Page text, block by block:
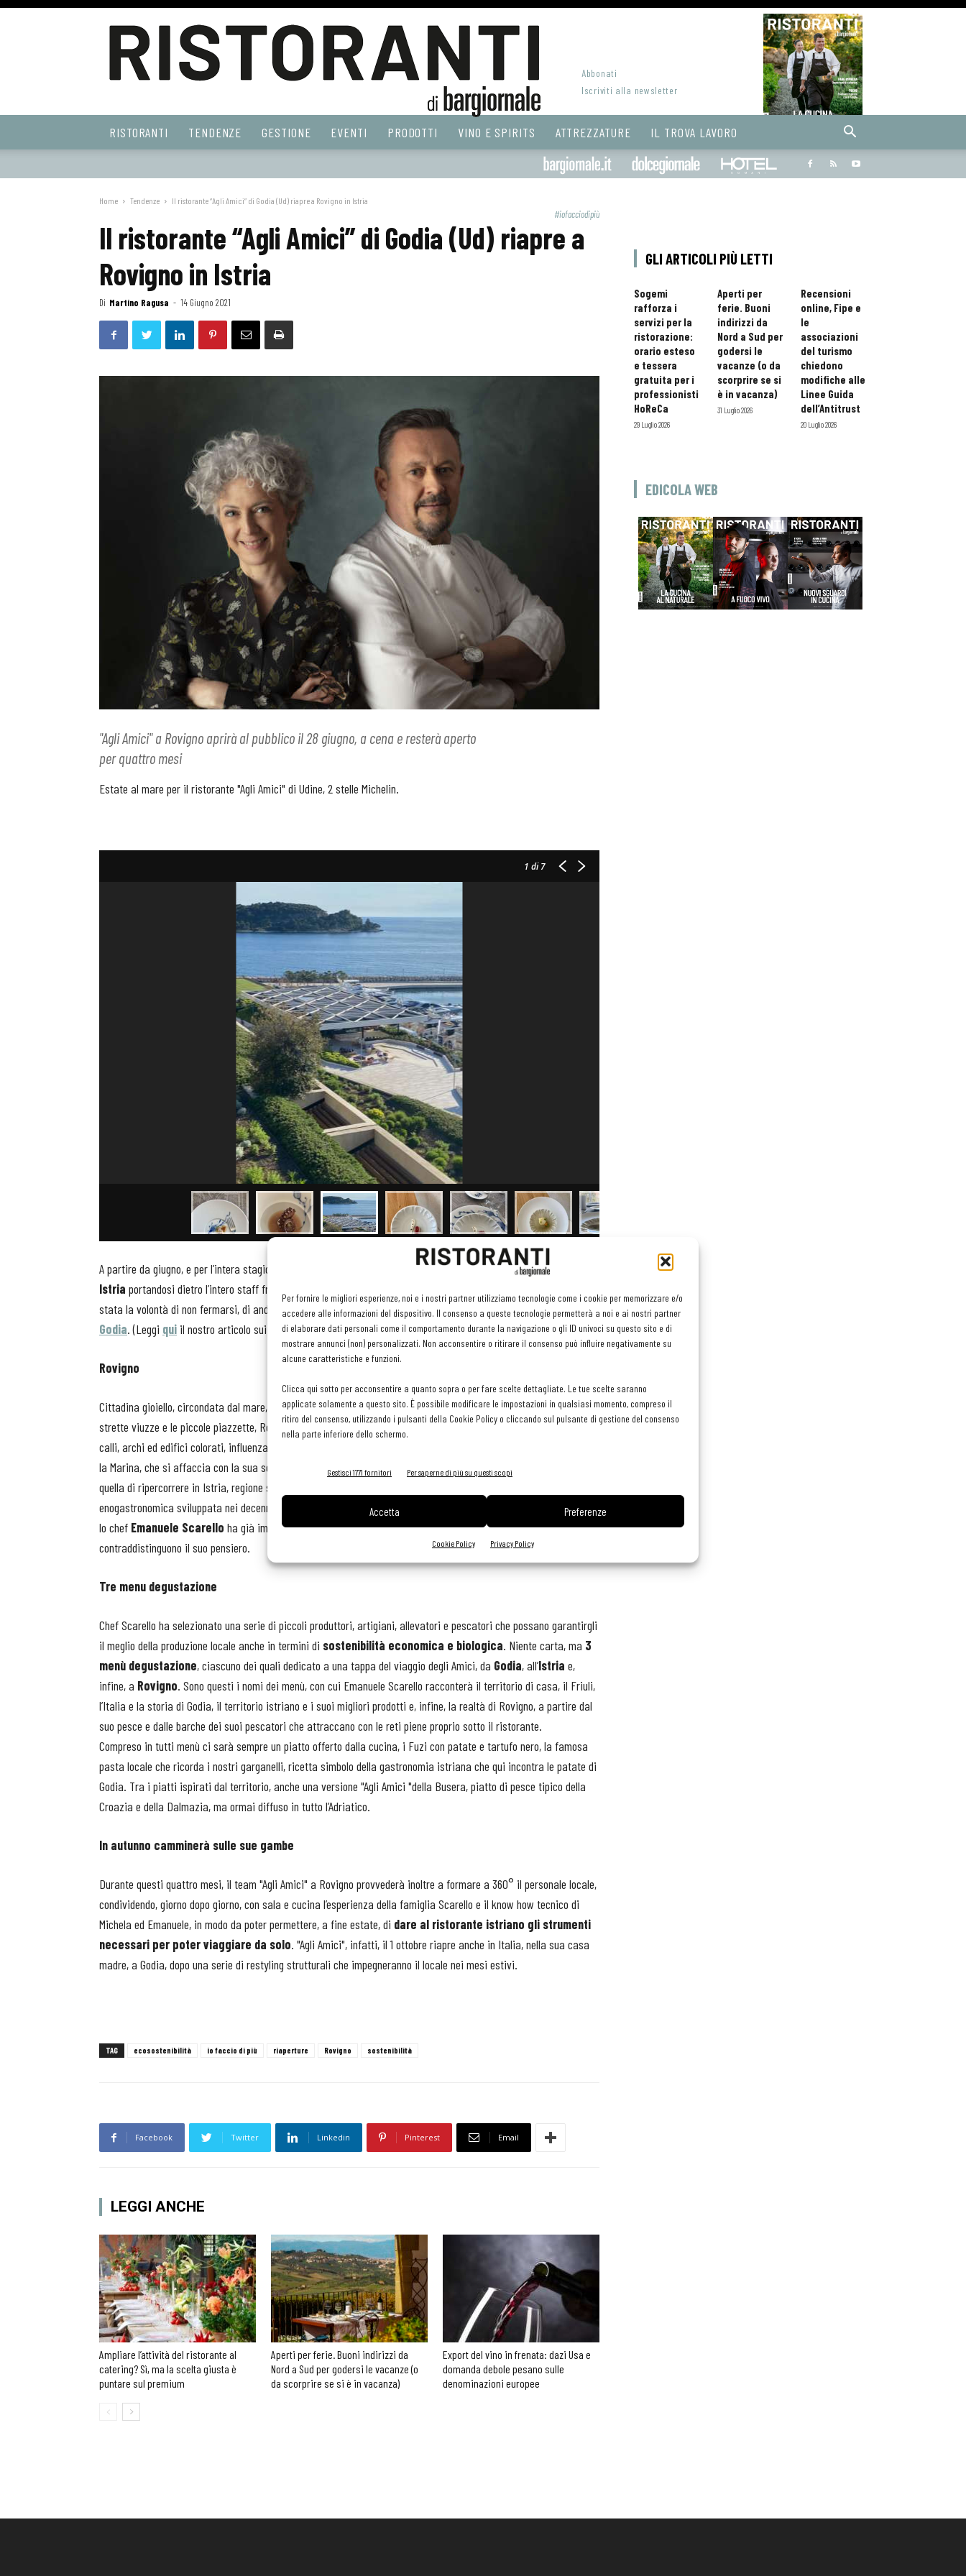
Per fornire le migliori esperienze, noi e i nostri partner utilizziamo tecnologie come i cookie per memorizzare e/o
accedere alle informazioni del dispositivo. Il consenso a queste tecnologie permetterà a noi e ai nostri partner
di elaborare dati personali come il comportamento durante la navigazione o gli ID univoci su questo sito e di
mostrare annunci (non) personalizzati. Non acconsentire o ritirare il consenso può influire negativamente su
alcune caratteristiche e funzioni.
Clicca qui sotto per acconsentire a quanto sopra o per fare scelte dettagliate. Le tue scelte saranno
applicate solamente a questo sito. È possibile modificare le impostazioni in qualsiasi momento, compreso il
ritiro del consenso, utilizzando i pulsanti della Cookie Policy o cliccando sul pulsante di gestione del consenso
nella parte inferiore dello schermo.
Gestisci 1771 fornitori Per saperne di più su questi scopi
Accetta Preferenze
Cookie Policy Privacy Policy
Web
Abbonati
Iscriviti alla newsletter
RISTORANTI TENDENZE GESTIONE EVENTI PRODOTTI VINO E SPIRITS ATTREZZATURE IL TROVA LAVORO
Bargiornale dolcegiornale
Home Tendenze Il ristorante “Agli Amici” di Godia (Ud) riapre a Rovigno in Istria
#iofacciodipiù
Il ristorante “Agli Amici” di Godia (Ud) riapre a
Rovigno in Istria
Di Martino Ragusa - 14 Giugno 2021
"Agli Amici" a Rovigno aprirà al pubblico il 28 giugno, a cena e resterà aperto
per quattro mesi
Estate al mare per il ristorante "Agli Amici" di Udine, 2 stelle Michelin.
1 di 7
A partire da giugno, e per l’intera stagione estiva, la trasloca daGodia (Ud) a Rovigno in
Istria portandosi dietro l’intero staff friulano di sala e cucina. A guidare la scelta di Emanuele e Michela Scarello, è
stata la volontà di non fermarsi, di andare avanti e riaprire, portando in Istria l’interobagaglio esperienziale di
Godia. (Leggi qui il nostro articolo sui vini biologici friulani).
Rovigno
Cittadina gioiello, circondata dal mare, la capitale istriana era fino al 1763 una vera e propria isola. Con le sue
strette viuzze e le piccole piazzette, Rovigno è rimasta incontaminata per secoli, ferma nella sua bellezza fatta di
calli, archi ed edifici colorati, influenzati dallo stile veneziano. "Agli Amici" sorgerà tra il Grand Park Hotel Rovinj e
la Marina, che si affaccia con la sua scenografica terrazza direttamente sul mare. La volontà degli Scarello è
quella di ripercorrere in Istria, regione storicamente e culturalmente legata a filo doppio con l’Italia, l'offerta
enogastronomica sviluppata nei decenni a Godia. Non a caso il ristorante avrà lo stesso nome "Agli Amici", mentre
lo chef Emanuele Scarello ha già improntato la cucina a Rovigno seguendo le stesse linee guida che da sempre
contraddistinguono il suo pensiero.
Tre menu degustazione
Chef Scarello ha selezionato una serie di piccoli produttori, artigiani, allevatori e pescatori che possano garantirgli
il meglio della produzione locale anche in termini di sostenibilità economica e biologica. Niente carta, ma 3
menù degustazione, ciascuno dei quali dedicato a una tappa del viaggio degli Amici, da Godia, all’Istria e,
infine, a Rovigno. Sono questi i nomi dei menù, con cui Emanuele Scarello racconterà il territorio di casa, il Friuli,
l’Italia e la storia di Godia, il territorio istriano e i suoi migliori prodotti e, infine, la realtà di Rovigno, a partire dal
suo pesce e dalle barche dei suoi pescatori che attraccano con le reti piene proprio sotto il ristorante.
Compreso in tutti menù ci sarà sempre un piatto offerto dalla cucina, i Fuzi con patate e tartufo nero, la famosa
pasta locale che ricorda i nostri garganelli, ricetta simbolo della gastronomia istriana che qui incontra le patate di
Godia. Tra i piatti ispirati dal territorio, anche una versione "Agli Amici "della Busera, piatto di pesce tipico della
Croazia e della Dalmazia, ma ormai diffuso in tutto l’Adriatico.
In autunno camminerà sulle sue gambe
Durante questi quattro mesi, il team "Agli Amici" a Rovigno provvederà inoltre a formare a 360° il personale locale,
condividendo, giorno dopo giorno, con sala e cucina l’esperienza della famiglia Scarello e il know how tecnico di
Michela ed Emanuele, in modo da poter permettere, a fine estate, di dare al ristorante istriano gli strumenti
necessari per poter viaggiare da solo. "Agli Amici", infatti, il 1 ottobre riapre anche in Italia, nella sua casa
madre, a Godia, dopo una serie di restyling strutturali che impegneranno il locale nei mesi estivi.
TAG ecosostenibilità io faccio di più riaperture Rovigno sostenibilità
Facebook Twitter Linkedin Pinterest Email
LEGGI ANCHE
Ampliare l’attività del ristorante al
catering? Sì, ma la scelta giusta è
puntare sul premium
Aperti per ferie. Buoni indirizzi da
Nord a Sud per godersi le vacanze (o
da scorprire se si è in vacanza)
Export del vino in frenata: dazi Usa e
domanda debole pesano sulle
denominazioni europee
GLI ARTICOLI PIÙ LETTI
Sogemi
rafforza i
servizi per la
ristorazione:
orario esteso
e tessera
gratuita per i
professionisti
HoReCa
29 Luglio 2026
Aperti per
ferie. Buoni
indirizzi da
Nord a Sud per
godersi le
vacanze (o da
scorprire se si
è in vacanza)
31 Luglio 2026
Recensioni
online, Fipe e
le
associazioni
del turismo
chiedono
modifiche alle
Linee Guida
dell’Antitrust
20 Luglio 2026
EDICOLA WEB